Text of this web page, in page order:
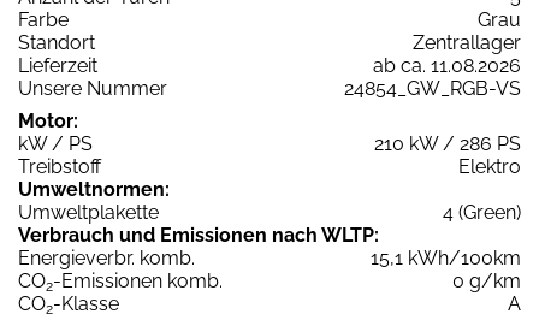
Farbe
Grau
Standort
Zentrallager
Lieferzeit
ab ca. 11.08.2026
Unsere Nummer
24854_GW_RGB-VS
Motor:
kW / PS
210 kW / 286 PS
Treibstoff
Elektro
Umweltnormen:
Umweltplakette
4 (Green)
Verbrauch und Emissionen nach WLTP:
Energieverbr. komb.
15,1 kWh/100km
CO2-Emissionen komb.
0 g/km
CO2-Klasse
A